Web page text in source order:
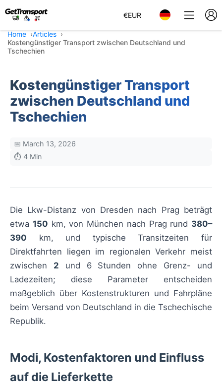
€EUR
Home
Articles
Kostengünstiger Transport zwischen Deutschland und
Tschechien
Kostengünstiger Transport
zwischen Deutschland und
Tschechien
📅 March 13, 2026
⏱️ 4 Min
Die Lkw-Distanz von Dresden nach Prag beträgt
etwa 150 km, von München nach Prag rund 380–
390 km, und typische Transitzeiten für
Direktfahrten liegen im regionalen Verkehr meist
zwischen 2 und 6 Stunden ohne Grenz- und
Ladezeiten; diese Parameter entscheiden
maßgeblich über Kostenstrukturen und Fahrpläne
beim Versand von Deutschland in die Tschechische
Republik.
Modi, Kostenfaktoren und Einfluss
auf die Lieferkette